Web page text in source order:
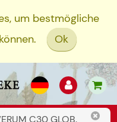
um bestmögliche
Ok